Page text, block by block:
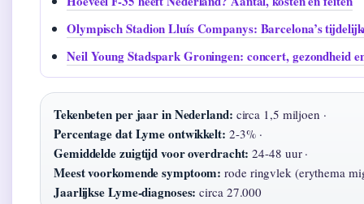
Olympisch Stadion Lluís Companys: Barcelona’s
Neil Young Stadspark Groningen: concert, gezondheid
Tekenbeten per jaar in Nederland: circa 1,5 miljoen ·
Percentage dat Lyme ontwikkelt: 2-3% ·
Gemiddelde zuigtijd voor overdracht: 24-48 uur ·
Meest voorkomende symptoom: rode ringvlek (erythema
Jaarlijkse Lyme-diagnoses: circa 27.000